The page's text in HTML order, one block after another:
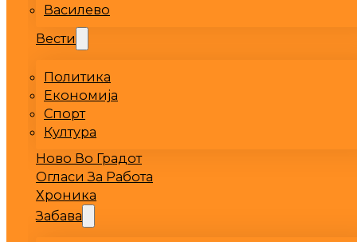
Василево
Вести
Политика
Економија
Спорт
Култура
Ново Во Градот
Огласи За Работа
Хроника
Забава